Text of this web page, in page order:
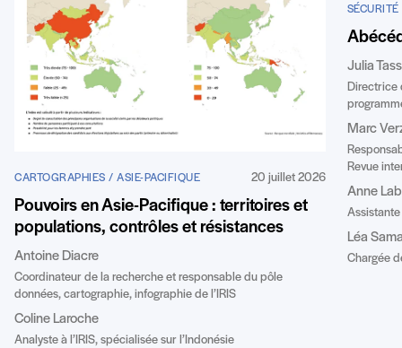
CARTOGRAPHIES / ASIE-PACIFIQUE 20 juillet 2026
Pouvoirs en Asie-Pacifique : territoires et
populations, contrôles et résistances
Antoine Diacre
Coordinateur de la recherche et responsable du pôle
données, cartographie, infographie de l’IRIS
Coline Laroche
Analyste à l’IRIS, spécialisée sur l’Indonésie
SÉCURITÉ
Julia
Directrice
Marc
Revue
Anne
Léa
Chargée